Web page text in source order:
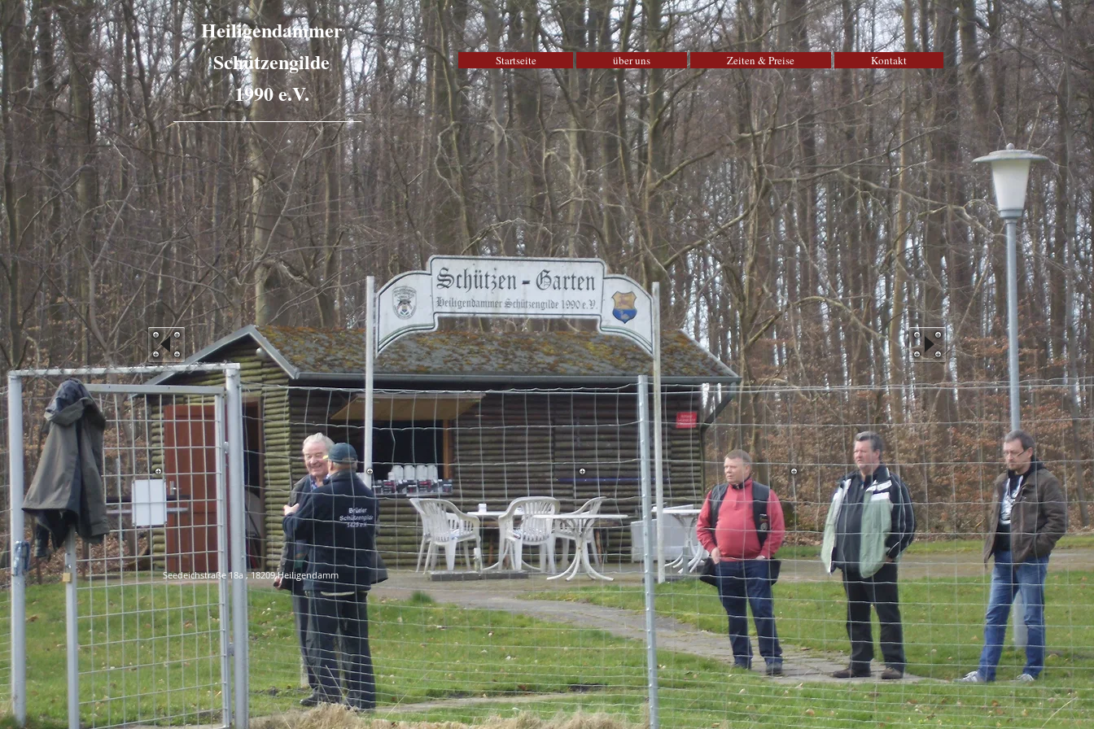
Heiligendammer
Schützengilde
1990 e.V.
Startseite über uns Zeiten & Preise Kontakt
Seedeichstraße 18a , 18209 Heiligendamm